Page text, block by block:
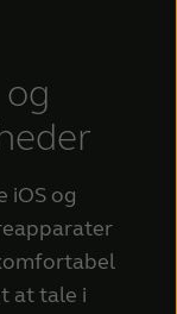
iOS og
at tale i